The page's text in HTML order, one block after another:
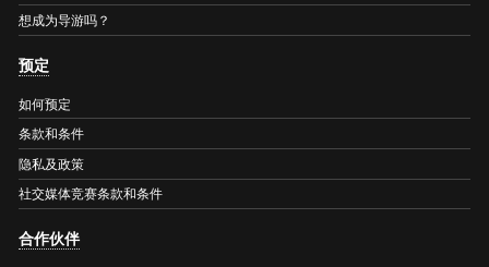
想成为导游吗？
预定
如何预定
条款和条件
隐私及政策
社交媒体竞赛条款和条件
合作伙伴